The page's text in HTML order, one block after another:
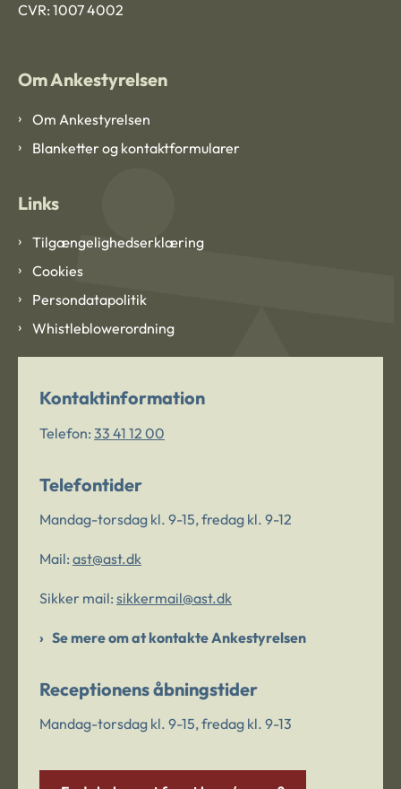
CVR: 1007 4002
Om Ankestyrelsen
Om Ankestyrelsen
Blanketter og kontaktformularer
Links
Tilgængelighedserklæring
Cookies
Persondatapolitik
Whistleblowerordning
Kontaktinformation
Telefon: 33 41 12 00
Telefontider
Mandag-torsdag kl. 9-15, fredag kl. 9-12
Mail: ast@ast.dk
Sikker mail: sikkermail@ast.dk
Se mere om at kontakte Ankestyrelsen
Receptionens åbningstider
Mandag-torsdag kl. 9-15, fredag kl. 9-13